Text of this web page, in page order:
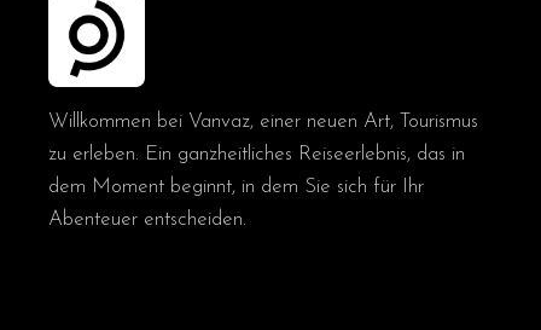
Willkommen bei Vanvaz, einer neuen Art, Tourismus
zu erleben. Ein ganzheitliches Reiseerlebnis, das in
dem Moment beginnt, in dem Sie sich für Ihr
Abenteuer entscheiden.